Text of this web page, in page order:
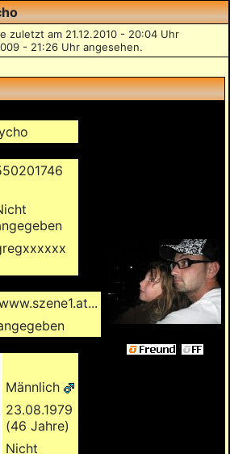
zuletzt am 21.12.2010 - 20:04 Uhr
- 21:26 Uhr angesehen.
Männlich
23.08.1979
(46 Jahre)
Nicht